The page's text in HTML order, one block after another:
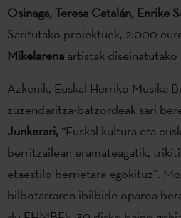
Osinaga, Teresa Catalán, Enrike
Saritutako proiektuek, 2.000
Mikelarena artistak
Azkenik, Euskal Herriko Musika
zuzendaritza-batzordeak sari
Junkerari, “Euskal kultura eta
berritzailean eramateagatik,
etaestilo berrietara egokituz”.
bilbotarraren ibilbide oparoa